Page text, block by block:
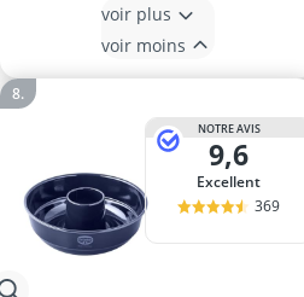
voir plus
voir moins
NOTRE AVIS
9,6
Excellent
369